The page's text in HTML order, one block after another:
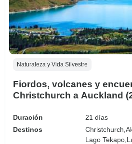
Naturaleza y Vida Silvestre
Fiordos, volcanes y
Christchurch a Auckland
Duración
21 días
Destinos
Christchurch,
Lago Tekapo,